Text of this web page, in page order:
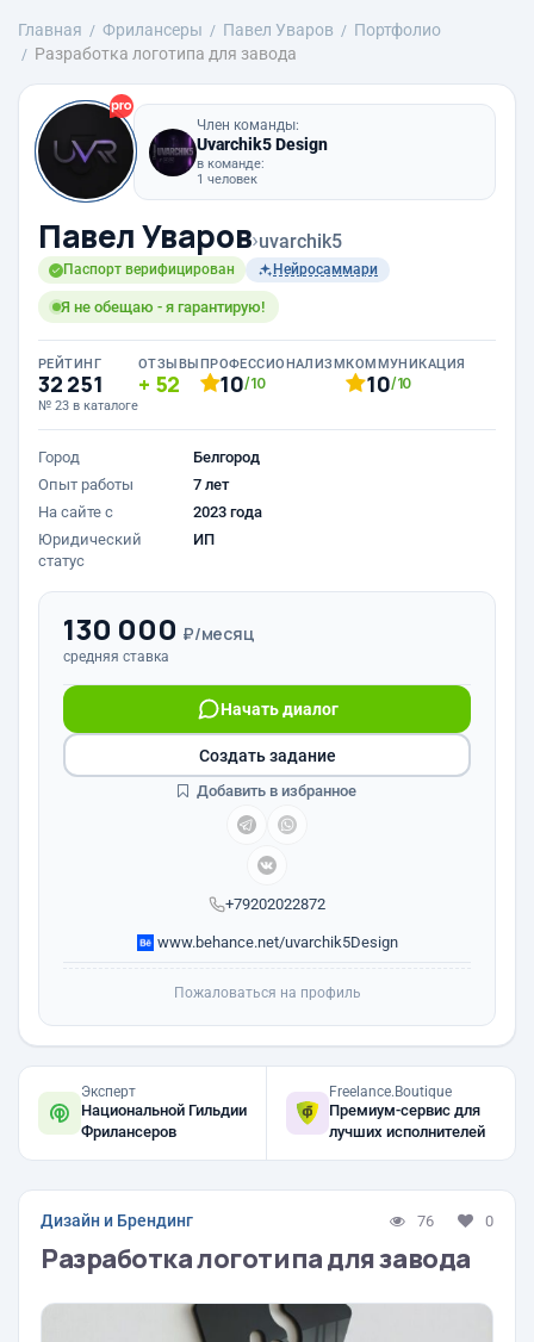
Главная Фрилансеры Павел Уваров
Портфолио
Разработка логотипа для завода
Член команды:
Uvarchik5 Design
в команде:
1 человек
Павел Уваров›uvarchik5
Паспорт верифицирован Нейросаммари
Я не обещаю - я гарантирую!
РЕЙТИНГ
32 251
№ 23 в каталоге
ОТЗЫВЫ
52
ПРОФЕССИОНАЛИЗМ
10/10
КОММУНИКАЦИЯ
10/10
Город
Белгород
Опыт работы
7 лет
На сайте с
2023 года
Юридический
статус
ИП
130 000 ₽/месяц
средняя ставка
+79202022872
Начать диалог
www.behance.net/uvarchik5Design
Создать задание
Добавить в избранное
Пожаловаться на профиль
Эксперт
Национальной Гильдии
Фрилансеров
Freelance.Boutique
Премиум-сервис для
лучших исполнителей
Дизайн и Брендинг 76 0
Разработка логотипа для завода